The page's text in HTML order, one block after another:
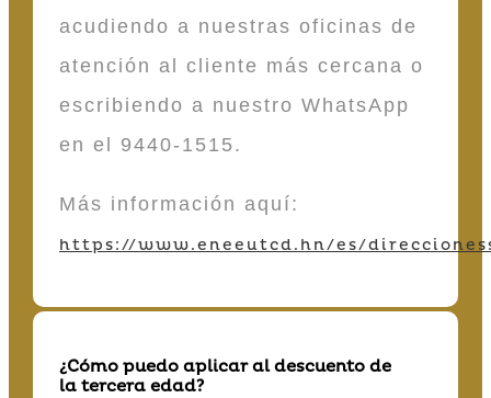
acudiendo a nuestras oficinas de
atención al cliente más cercana o
escribiendo a nuestro WhatsApp
en el 9440-1515.
Más información aquí:
https://www.eneeutcd.hn/es/
¿Cómo puedo aplicar al descuento de
la tercera edad?